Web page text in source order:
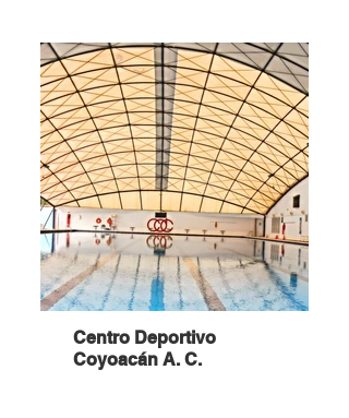
Centro Deportivo
Coyoacán A. C.